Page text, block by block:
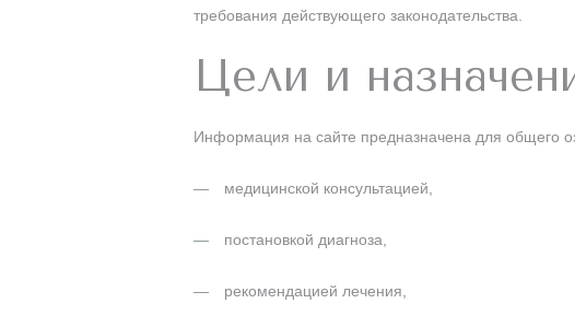
требования действующего законодательства.
Цели и
Информация на сайте предназначена для общего
медицинской консультацией,
постановкой диагноза,
рекомендацией лечения,